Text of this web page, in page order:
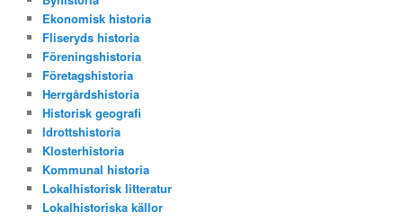
Ekonomisk historia
Fliseryds historia
Föreningshistoria
Företagshistoria
Herrgårdshistoria
Historisk geografi
Idrottshistoria
Klosterhistoria
Kommunal historia
Lokalhistorisk litteratur
Lokalhistoriska källor